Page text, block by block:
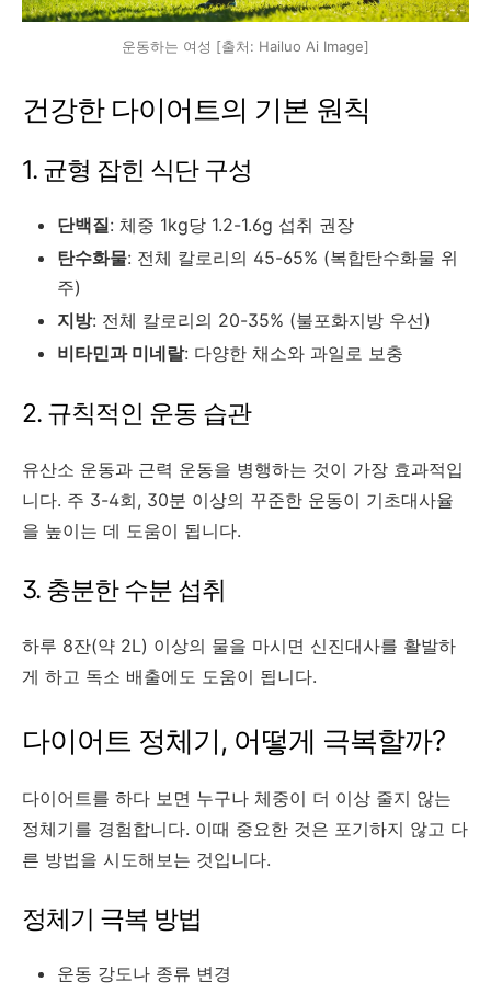
운동하는 여성 [출처: Hailuo Ai Image]
건강한 다이어트의 기본 원칙
1. 균형 잡힌 식단 구성
단백질: 체중 1kg당 1.2-1.6g 섭취 권장
탄수화물: 전체 칼로리의 45-65% (복합탄수화물 위
주)
지방: 전체 칼로리의 20-35% (불포화지방 우선)
비타민과 미네랄: 다양한 채소와 과일로 보충
2. 규칙적인 운동 습관
유산소 운동과 근력 운동을 병행하는 것이 가장 효과적입
니다. 주 3-4회, 30분 이상의 꾸준한 운동이 기초대사율
을 높이는 데 도움이 됩니다.
3. 충분한 수분 섭취
하루 8잔(약 2L) 이상의 물을 마시면 신진대사를 활발하
게 하고 독소 배출에도 도움이 됩니다.
다이어트 정체기, 어떻게 극복할까?
다이어트를 하다 보면 누구나 체중이 더 이상 줄지 않는
정체기를 경험합니다. 이때 중요한 것은 포기하지 않고 다
른 방법을 시도해보는 것입니다.
정체기 극복 방법
운동 강도나 종류 변경